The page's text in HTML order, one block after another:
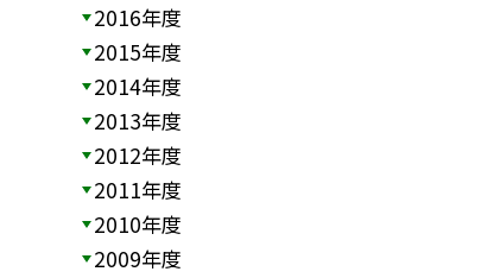
2016年度
2015年度
2014年度
2013年度
2012年度
2011年度
2010年度
2009年度